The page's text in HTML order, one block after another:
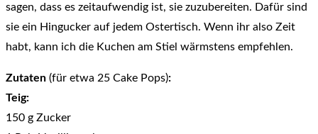
sagen, dass es zeitaufwendig ist, sie zuzubereiten. Dafür sind
sie ein Hingucker auf jedem Ostertisch. Wenn ihr also Zeit
habt, kann ich die Kuchen am Stiel wärmstens empfehlen.
Zutaten (für etwa 25 Cake Pops):
Teig:
150 g Zucker